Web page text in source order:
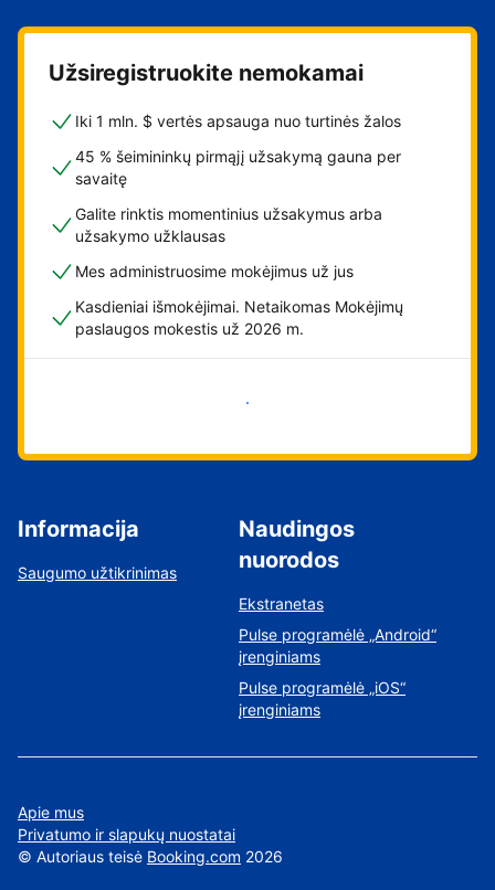
Užsiregistruokite nemokamai
Iki 1 mln. $ vertės apsauga nuo turtinės žalos
45 % šeimininkų pirmąjį užsakymą gauna per
savaitę
Galite rinktis momentinius užsakymus arba
užsakymo užklausas
Mes administruosime mokėjimus už jus
Kasdieniai išmokėjimai. Netaikomas Mokėjimų
paslaugos mokestis už 2026 m.
Pradėti
Informacija
Saugumo užtikrinimas
Naudingos
nuorodos
Ekstranetas
Pulse programėlė „Android“
įrenginiams
Pulse programėlė „iOS“
įrenginiams
Apie mus
Privatumo ir slapukų nuostatai
© Autoriaus teisė Booking.com 2026